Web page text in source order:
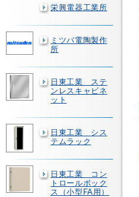
栄興電器工業所
ミツバ電陶製作
所
日東工業 ステ
ンレスキャビネ
ット
日東工業 シス
テムラック
日東工業 コン
トロールボック
ス（小型FA用）